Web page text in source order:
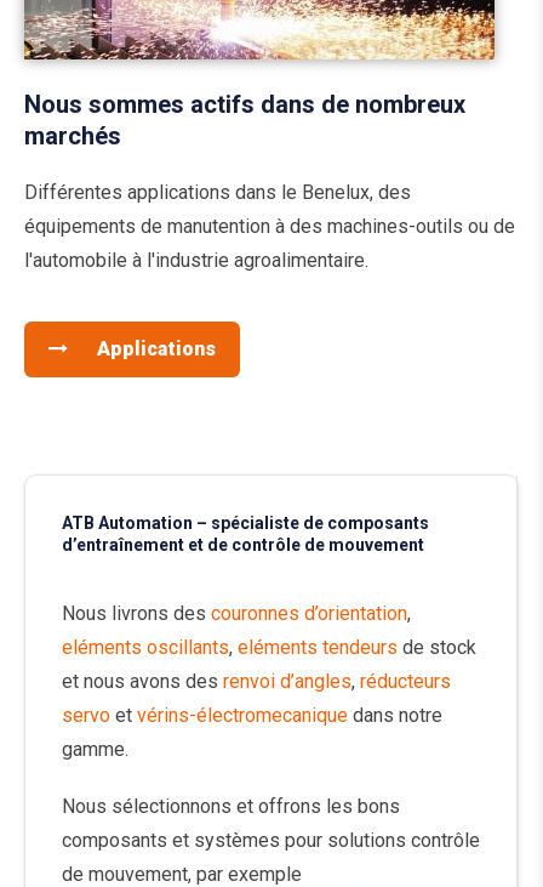
Nous sommes actifs dans de nombreux
marchés
Différentes applications dans le Benelux, des
équipements de manutention à des machines-outils ou de
l'automobile à l'industrie agroalimentaire.
Applications
ATB Automation – spécialiste de composants
d’entraînement et de contrôle de mouvement
Nous livrons des couronnes d’orientation,
eléments oscillants, eléments tendeurs de stock
et nous avons des renvoi d’angles, réducteurs
servo et vérins-électromecanique dans notre
gamme.
Nous sélectionnons et offrons les bons
composants et systèmes pour solutions contrôle
de mouvement, par exemple